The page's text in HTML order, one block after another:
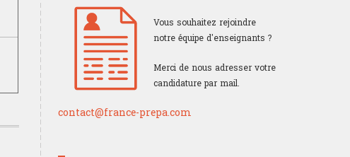
Vous souhaitez rejoindre
notre équipe d'enseignants ?
Merci de nous adresser votre
candidature par mail.
contact@france-prepa.com